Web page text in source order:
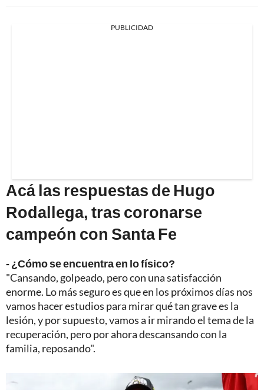
PUBLICIDAD
Acá las respuestas de Hugo
Rodallega, tras coronarse
campeón con Santa Fe
- ¿Cómo se encuentra en lo físico?
"Cansando, golpeado, pero con una satisfacción
enorme. Lo más seguro es que en los próximos días nos
vamos hacer estudios para mirar qué tan grave es la
lesión, y por supuesto, vamos a ir mirando el tema de la
recuperación, pero por ahora descansando con la
familia, reposando".